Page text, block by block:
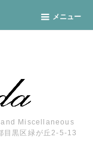
メニュー
Miscellaneous
目黒区緑が丘2-5-13